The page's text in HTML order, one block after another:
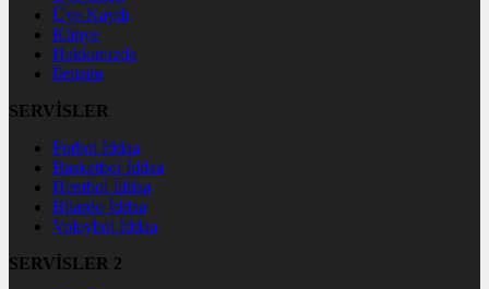
Üye Kaydı
Künye
Hakkımızda
İletişim
SERVİSLER
Futbol İddaa
Basketbol İddaa
Hentbol İddaa
Bilardo İddaa
Voleybol İddaa
SERVİSLER 2